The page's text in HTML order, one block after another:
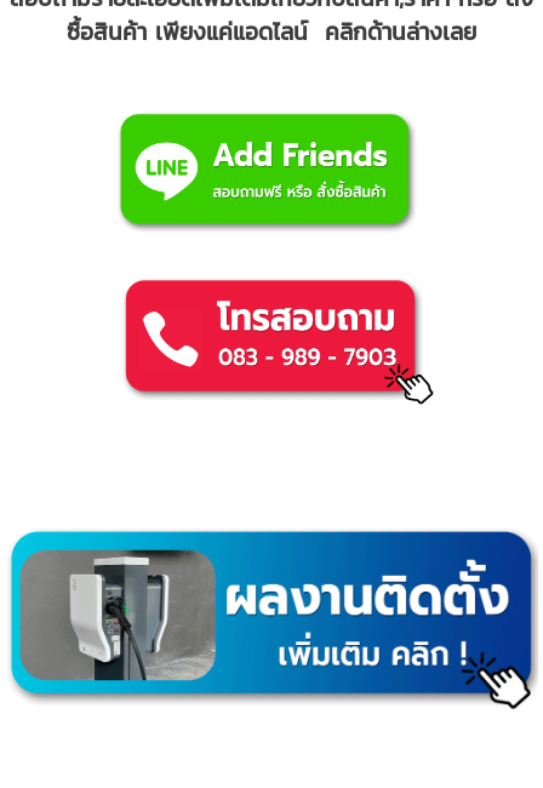
ซื้อสินค้า เพียงแค่แอดไลน์ คลิกด้านล่างเลย